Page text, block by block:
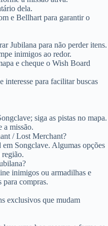
dela.
e Bellhart para garantir o
Jubilana para não perder itens.
inimigos ao redor.
e cheque o Wish Board
interesse para facilitar buscas
siga as pistas no mapa.
a missão.
/ Lost Merchant?
Songclave. Algumas opções
região.
inimigos ou armadilhas e
para compras.
exclusivos que mudam